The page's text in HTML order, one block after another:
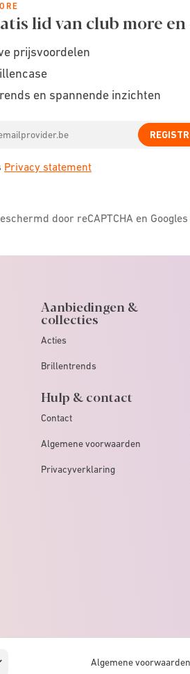
lid van club more
prijsvoordelen
en spannende inzichten
Privacy statement
door reCAPTCHA en Googles
Aanbiedingen &
collecties
Acties
Brillentrends
Hulp & contact
Contact
Algemene voorwaarden
Privacyverklaring
Algemene voorwaarden